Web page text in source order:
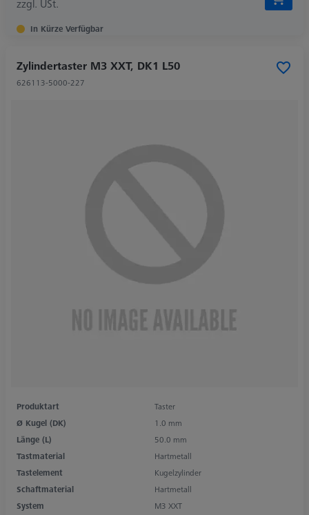
zzgl. USt.
In Kürze Verfügbar
Zylindertaster M3 XXT, DK1 L50
626113-5000-227
Produktart
Taster
Ø Kugel (DK)
1.0 mm
Länge (L)
50.0 mm
Tastmaterial
Hartmetall
Tastelement
Kugelzylinder
Schaftmaterial
Hartmetall
System
M3 XXT